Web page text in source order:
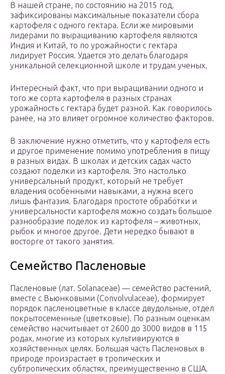
В нашей стране, по состоянию на 2015 год,
зафиксированы максимальные показатели сбора
картофеля с одного гектара. Если же мировыми
лидерами по выращиванию картофеля являются
Индия и Китай, то по урожайности с гектара
лидирует Россия. Удается это делать благодаря
уникальной селекционной школе и трудам ученых.
Интересный факт, что при выращивании одного и
того же сорта картофеля в разных странах
урожайность с гектара будет разной. Как говорилось
ранее, на это влияет огромное количество факторов.
В заключение нужно отметить, что у картофеля есть
и другое применение помимо употребления в пищу
в разных видах. В школах и детских садах часто
создают поделки из картофеля. Это настолько
универсальный продукт, который не требует
владения особенными навыками, а нужна всего
лишь фантазия. Благодаря простоте обработки и
универсальности картофеля можно создать большое
разнообразие поделок из картофеля – животных,
рыбок и многое другое. Дети нередко бывают в
восторге от такого занятия.
Семейство Пасленовые
Пасленовые (лат. Solanaceae) — семейство растений,
вместе с Вьюнковыми (Convolvulaceae), формирует
порядок пасленоцветные в классе двудольные, отдел
покрытосеменные (цветковые). По разным оценкам
семейство насчитывает от 2600 до 3000 видов в 115
родах, многие из которых культивируются в
хозяйственных целях. Большая часть Пасленовых в
природе произрастает в тропических и
субтропических областях, преимущественно в США.